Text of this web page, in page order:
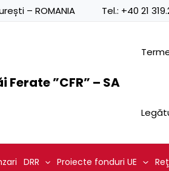
– ROMANIA Tel.: +40 21
”CFR” – SA
DRR Proiecte fonduri UE
Posts